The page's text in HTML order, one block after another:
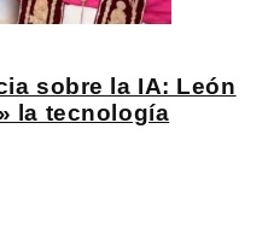
sobre la IA: León
la tecnología